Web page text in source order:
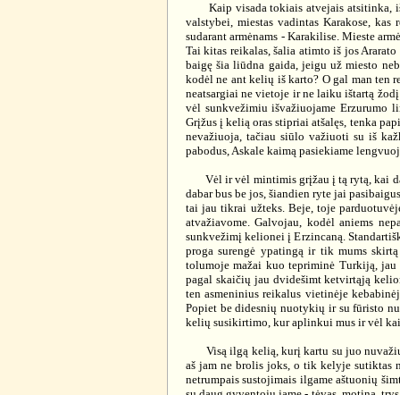
Kaip visada tokiais atvejais atsitinka,
valstybei, miestas vadintas Karakose,
sudarant armėnams - Karakilise. Mieste
Tai kitas reikalas, šalia atimto iš jos
baigę šia liūdna gaida, jeigu už miesto
kodėl ne ant kelių iš karto? O gal man ten
neatsargiai ne vietoje ir ne laiku ištartą
vėl sunkvežimiu išvažiuojame Erzurumo
Grįžus į kelią oras stipriai atšalęs, tenka
nevažiuoja, tačiau siūlo važiuoti su iš
pabodus, Askale kaimą pasiekiame
Vėl ir vėl mintimis grįžau į tą rytą, kai dar
dabar bus be jos, šiandien ryte jai
tai jau tikrai užteks. Beje, toje
atvažiavome. Galvojau, kodėl aniems
sunkvežimį kelionei į Erzincaną.
proga surengė ypatingą ir tik mums
tolumoje mažai kuo tepriminė Turkiją,
pagal skaičių jau dvidešimt ketvirtąją
ten asmeninius reikalus vietinėje
Popiet be didesnių nuotykių ir su fūristo
kelių susikirtimo, kur aplinkui mus ir vėl
Visą ilgą kelią, kurį kartu su juo
aš jam ne brolis joks, o tik kelyje sutiktas
netrumpais sustojimais ilgame aštuonių